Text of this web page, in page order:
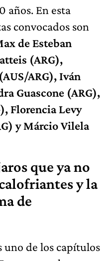
años. En esta
convocados son
de Esteban
(ARG),
ARG), Iván
Guascone (ARG),
Florencia Levy
y Márcio Vilela
que ya no
y la
de
uno de los capítulos